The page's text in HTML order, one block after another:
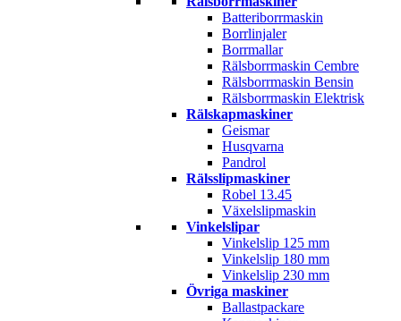
Batteriborrmaskin
Borrlinjaler
Borrmallar
Rälsborrmaskin Cembre
Rälsborrmaskin Bensin
Rälsborrmaskin Elektrisk
Rälskapmaskiner
Geismar
Husqvarna
Pandrol
Rälsslipmaskiner
Robel 13.45
Växelslipmaskin
Vinkelslipar
Vinkelslip 125 mm
Vinkelslip 180 mm
Vinkelslip 230 mm
Övriga maskiner
Ballastpackare